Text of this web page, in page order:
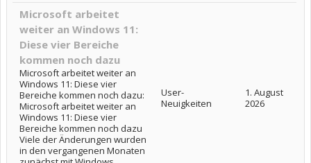
Microsoft arbeitet
weiter an Windows 11:
Diese vier Bereiche
kommen noch dazu
Microsoft arbeitet weiter an
Windows 11: Diese vier
Bereiche kommen noch dazu:
Microsoft arbeitet weiter an
Windows 11: Diese vier
Bereiche kommen noch dazu
Viele der Änderungen wurden
in den vergangenen Monaten
User-
Neuigkeiten
1. August
2026